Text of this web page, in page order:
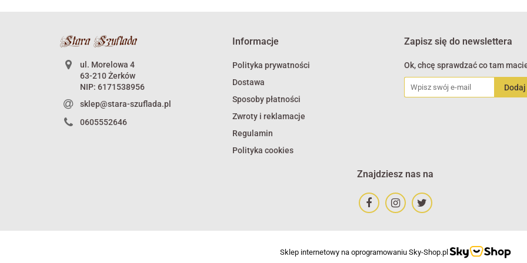
ul. Morelowa 4
63-210 Żerków
NIP: 6171538956
sklep@stara-szuflada.pl
0605552646
Informacje
Polityka prywatności
Dostawa
Sposoby płatności
Zwroty i reklamacje
Regulamin
Polityka cookies
Zapisz się do newslettera
Ok, chcę sprawdzać co tam
Znajdziesz nas na
Sklep internetowy na oprogramowaniu Sky-Shop.pl